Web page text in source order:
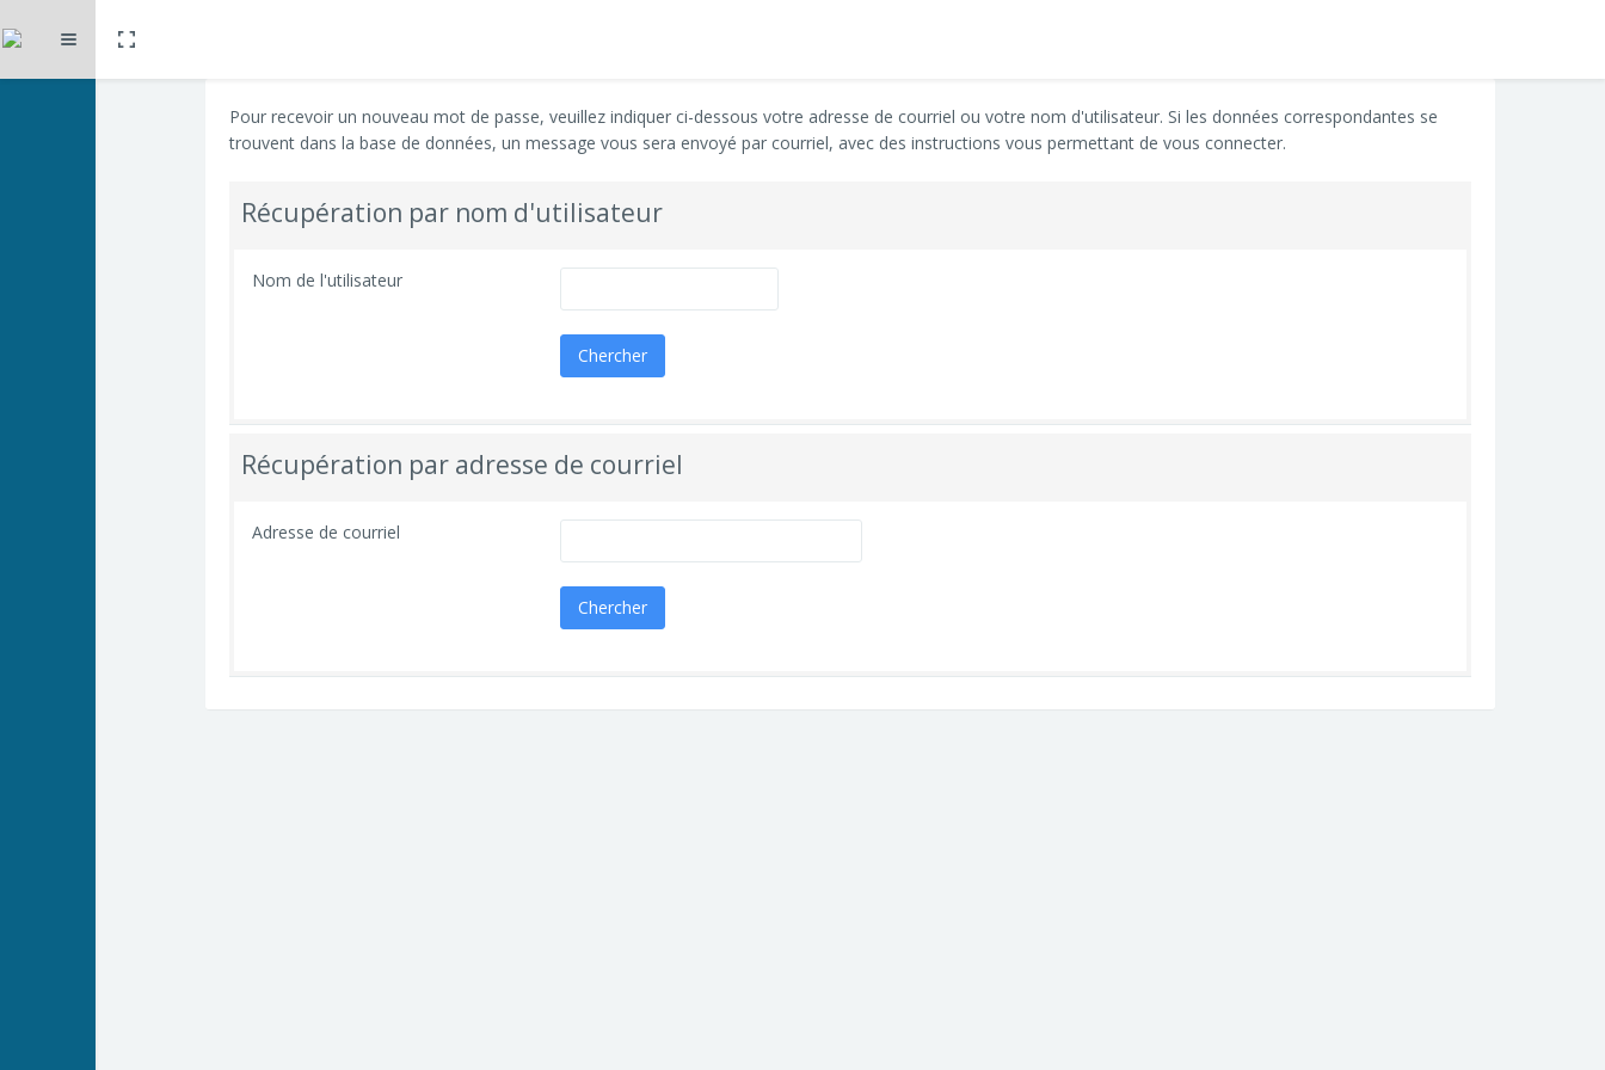
Déplier Toggle fullscreen
Pour recevoir un nouveau mot de passe, veuillez indiquer ci-dessous votre adresse de courriel ou votre nom d'utilisateur. Si les données correspondantes se
trouvent dans la base de données, un message vous sera envoyé par courriel, avec des instructions vous permettant de vous connecter.
Récupération par nom d'utilisateur
Nom de l'utilisateur
Récupération par adresse de courriel
Adresse de courriel